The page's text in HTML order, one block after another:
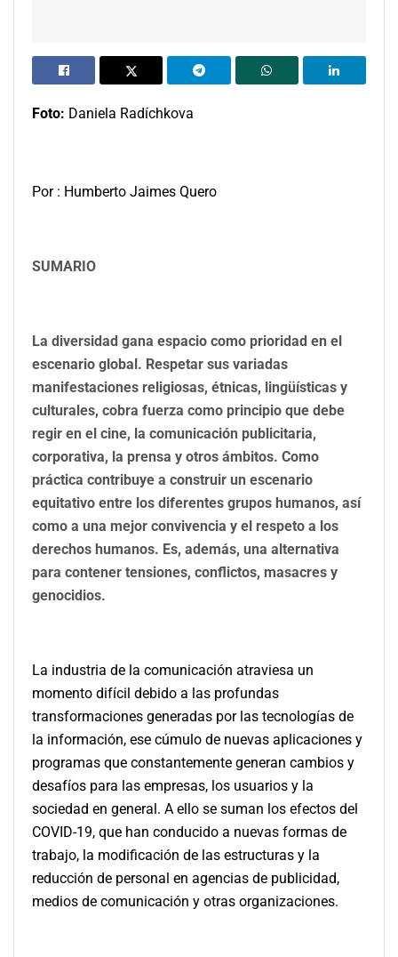
Foto: Daniela Radíchkova
Por : Humberto Jaimes Quero
SUMARIO
La diversidad gana espacio como prioridad en el
escenario global. Respetar sus variadas
manifestaciones religiosas, étnicas, lingüísticas y
culturales, cobra fuerza como principio que debe
regir en el cine, la comunicación publicitaria,
corporativa, la prensa y otros ámbitos. Como
práctica contribuye a construir un escenario
equitativo entre los diferentes grupos humanos, así
como a una mejor convivencia y el respeto a los
derechos humanos. Es, además, una alternativa
para contener tensiones, conflictos, masacres y
genocidios.
La industria de la comunicación atraviesa un
momento difícil debido a las profundas
transformaciones generadas por las tecnologías de
la información, ese cúmulo de nuevas aplicaciones y
programas que constantemente generan cambios y
desafíos para las empresas, los usuarios y la
sociedad en general. A ello se suman los efectos del
COVID-19, que han conducido a nuevas formas de
trabajo, la modificación de las estructuras y la
reducción de personal en agencias de publicidad,
medios de comunicación y otras organizaciones.